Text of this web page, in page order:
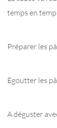
temps en
Préparer les
Egoutter les
A déguster